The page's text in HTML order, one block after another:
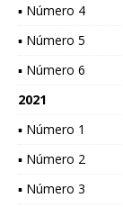
▪ Número 4
▪ Número 5
▪ Número 6
2021
▪ Número 1
▪ Número 2
▪ Número 3